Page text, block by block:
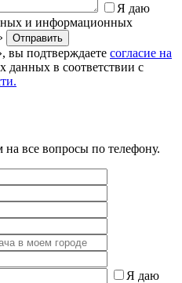
Я даю
и информационных
Отправить
вы подтверждаете согласие на
данных в соответствии с
все вопросы по телефону.
Я даю